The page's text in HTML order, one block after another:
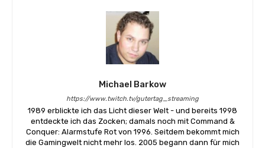
Michael Barkow
https://www.twitch.tv/gutertag_streaming
1989 erblickte ich das Licht dieser Welt - und bereits 1998
entdeckte ich das Zocken; damals noch mit Command &
Conquer: Alarmstufe Rot von 1996. Seitdem bekommt mich
die Gamingwelt nicht mehr los. 2005 begann dann für mich